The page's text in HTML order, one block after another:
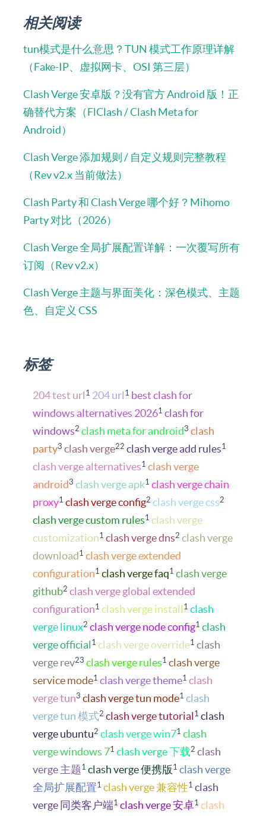
相关阅读
tun模式是什么意思？TUN 模式工作原理详解
（Fake-IP、虚拟网卡、OSI 第三层）
Clash Verge 安卓版？没有官方 Android 版！正
确替代方案（FlClash / Clash Meta for
Android）
Clash Verge 添加规则 / 自定义规则完整教程
（Rev v2.x 当前做法）
Clash Party 和 Clash Verge 哪个好？Mihomo
Party 对比（2026）
Clash Verge 全局扩展配置详解：一次覆写所有
订阅（Rev v2.x）
Clash Verge 主题与界面美化：深色模式、主题
色、自定义 CSS
标签
204 test url 1 204 url 1 best clash for
windows alternatives 20261 clash for
windows2 clash meta for android3 clash
party3 clash verge22 clash verge add rules1
clash verge alternatives1 clash verge
android3 clash verge apk1 clash verge chain
proxy1 clash verge config2 clash verge css2
clash verge custom rules1 clash verge
customization1 clash verge dns2 clash verge
download1 clash verge extended
configuration1 clash verge faq1 clash verge
github2 clash verge global extended
configuration1 clash verge install 1 clash
verge linux2 clash verge node config1 clash
verge official 1 clash verge override1 clash
verge rev23 clash verge rules1 clash verge
service mode1 clash verge theme1 clash
verge tun3 clash verge tun mode1 clash
verge tun 模式2 clash verge tutorial 1 clash
verge ubuntu2 clash verge win71 clash
verge windows 71 clash verge 下载2 clash
verge 主题1 clash verge 便携版 1 clash verge
全局扩展配置1 clash verge 兼容性1 clash
verge 同类客户端1 clash verge 安卓1 clash